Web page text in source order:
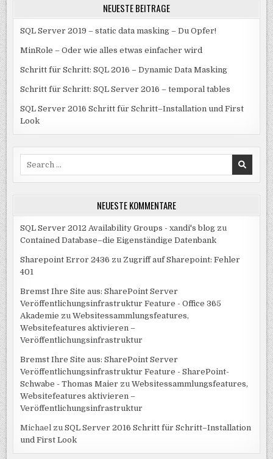
NEUESTE BEITRÄGE
SQL Server 2019 – static data masking – Du Opfer!
MinRole – Oder wie alles etwas einfacher wird
Schritt für Schritt: SQL 2016 – Dynamic Data Masking
Schritt für Schritt: SQL Server 2016 – temporal tables
SQL Server 2016 Schritt für Schritt–Installation und First
Look
NEUESTE KOMMENTARE
SQL Server 2012 Availability Groups - xandi's blog zu
Contained Database–die Eigenständige Datenbank
Sharepoint Error 2436 zu Zugriff auf Sharepoint: Fehler
401
Bremst Ihre Site aus: SharePoint Server
Veröffentlichungsinfrastruktur Feature - Office 365
Akademie zuWebsitessammlungsfeatures,
Websitefeatures aktivieren –
Veröffentlichungsinfrastruktur
Bremst Ihre Site aus: SharePoint Server
Veröffentlichungsinfrastruktur Feature - SharePoint-
Schwabe - Thomas Maier zuWebsitessammlungsfeatures,
Websitefeatures aktivieren –
Veröffentlichungsinfrastruktur
Michael zuSQL Server 2016 Schritt für Schritt–Installation
und First Look